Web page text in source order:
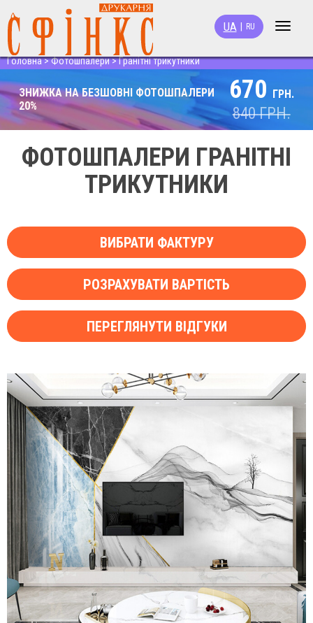
Toggle
UA RU
Головна>Фотошпалери>Гранітні трикутники
ЗНИЖКА НА БЕЗШОВНІ ФОТОШПАЛЕРИ
20%
670 ГРН.
840ГРН.
ФОТОШПАЛЕРИ ГРАНІТНІ
ТРИКУТНИКИ
ВИБРАТИ ФАКТУРУ
РОЗРАХУВАТИ ВАРТІСТЬ
ПЕРЕГЛЯНУТИ ВІДГУКИ